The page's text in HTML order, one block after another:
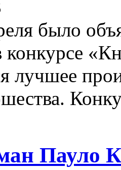
было
конкурсе
лучшее
Пауло